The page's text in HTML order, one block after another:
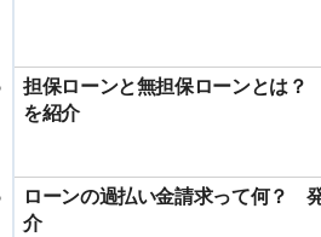
担保ローンと無担保ローンとは
を紹介
ローンの過払い金請求って何？
介